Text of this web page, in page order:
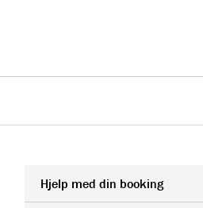
Hjelp med din booking